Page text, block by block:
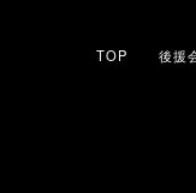
TOP 後援